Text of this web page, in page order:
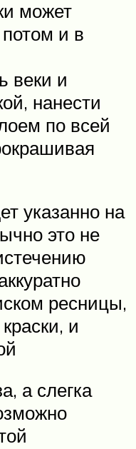
может
и в
веки и
нанести
по всей
указанно на
это не
ресницы,
и
а слегка